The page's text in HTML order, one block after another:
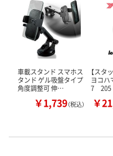
車載スタンド スマホス
タンド ゲル吸盤タイプ
角度調整可 伸…
￥1,739（税込）
【スタ
ヨコ
7 205
￥